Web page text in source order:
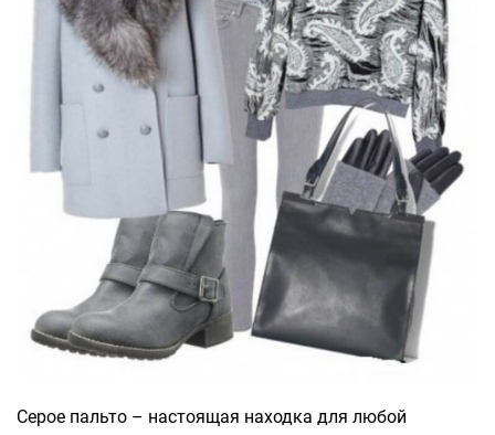
Серое пальто – настоящая находка для любой